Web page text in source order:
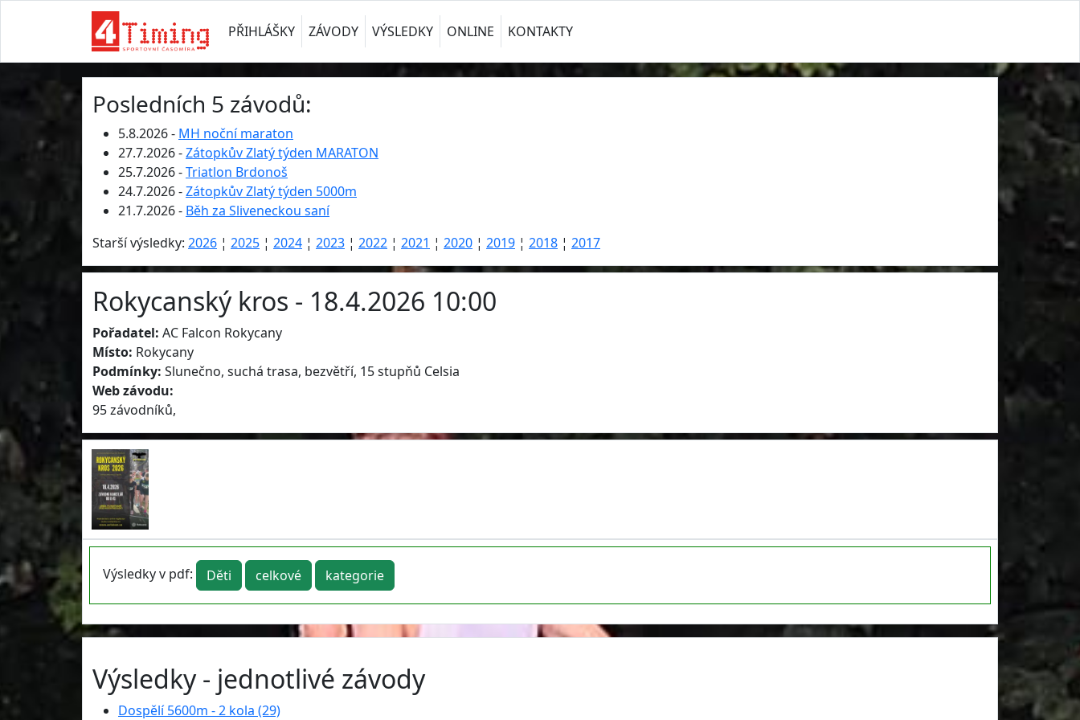
PŘIHLÁŠKY ZÁVODY VÝSLEDKY ONLINE KONTAKTY
Posledních 5 závodů:
5.8.2026 - MH noční maraton
27.7.2026 -Zátopkův Zlatý týden MARATON
25.7.2026 -Triatlon Brdonoš
24.7.2026 -Zátopkův Zlatý týden 5000m
21.7.2026 - Běh za Sliveneckou saní
Starší výsledky: 2026 ¦ 2025 ¦ 2024 ¦ 2023 ¦ 2022 ¦ 2021 ¦ 2020 ¦ 2019 ¦ 2018 ¦ 2017
Rokycanský kros - 18.4.2026 10:00
Pořadatel: AC Falcon Rokycany
Místo: Rokycany
Podmínky: Slunečno, suchá trasa, bezvětří, 15 stupňů Celsia
Web závodu:
95 závodníků,
Výsledky v pdf: Děti celkové kategorie
Výsledky - jednotlivé závody
Dospělí 5600m - 2 kola (29)